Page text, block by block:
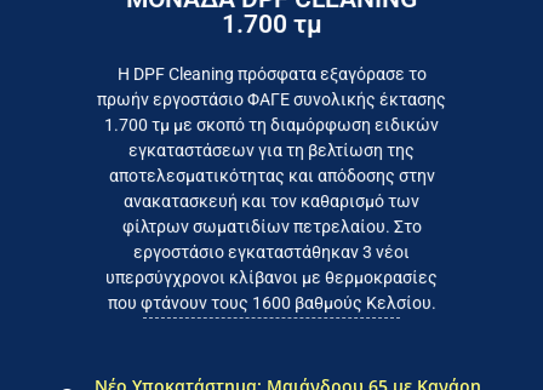
1.700 τμ
Η DPF Cleaning πρόσφατα εξαγόρασε το
πρωήν εργοστάσιο ΦΑΓΕ συνολικής έκτασης
1.700 τμ με σκοπό τη διαμόρφωση ειδικών
εγκαταστάσεων για τη βελτίωση της
αποτελεσματικότητας και απόδοσης στην
ανακατασκευή και τον καθαρισμό των
φίλτρων σωματιδίων πετρελαίου. Στο
εργοστάσιο εγκαταστάθηκαν 3 νέοι
υπερσύγχρονοι κλίβανοι με θερμοκρασίες
που φτάνουν τους 1600 βαθμούς Κελσίου.
Εργαζόμαστε καθημερινά για
το συμφέρον του τελικού
καταναλωτή